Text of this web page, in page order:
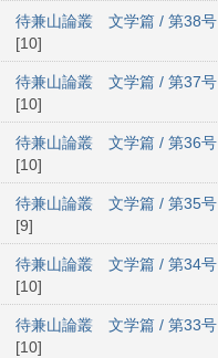
待兼山論叢 文学篇 / 第38号
[10]
待兼山論叢 文学篇 / 第37号
[10]
待兼山論叢 文学篇 / 第36号
[10]
待兼山論叢 文学篇 / 第35号
[9]
待兼山論叢 文学篇 / 第34号
[10]
待兼山論叢 文学篇 / 第33号
[10]